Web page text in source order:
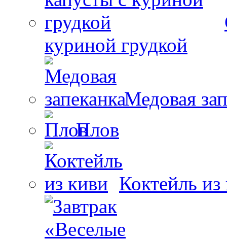
куриной грудкой
Медовая
Плов
Коктейль из